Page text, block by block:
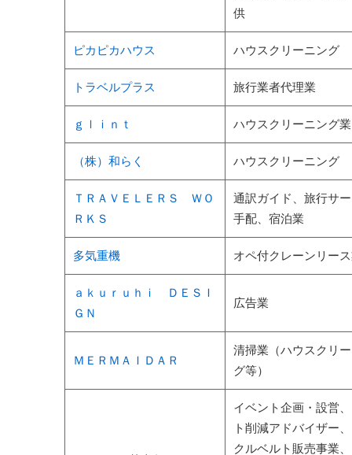
供
ピカピカハウス ハウスクリーニング
トラベルプラス 旅行業者代理業
ｇｌｉｎｔ ハウスクリーニング業
（株）和らく ハウスクリーニング
ＴＲＡＶＥＬＥＲＳ ＷＯ
ＲＫＳ
通訳ガイド、旅行サ
手配、宿泊業
多気重機 オペ付クレーンリー
ａｋｕｒｕｈｉ ＤＥＳＩ
ＧＮ
広告業
ＭＥＲＭＡＩＤＡＲ
清掃業（ハウスクリ
グ等）
イベント企画・設営
ト削減アドバイザー
クルベルト販売事業